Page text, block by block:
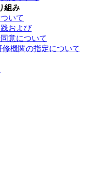
組み
いて
および
意について
機関の指定について